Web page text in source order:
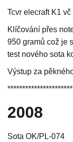
Tcvr elecraft K1
Klíčování přes
950 gramů což je
test nového sota
Výstup za
2008
Sota OK/PL-074